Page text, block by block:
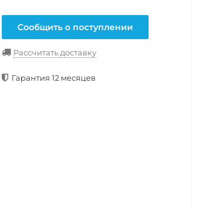
Сообщить о поступлении
Рассчитать доставку
Гарантия 12 месяцев